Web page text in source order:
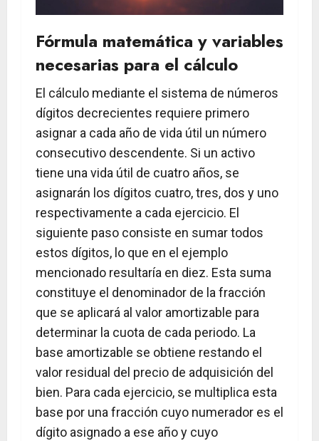
Fórmula matemática y variables
necesarias para el cálculo
El cálculo mediante el sistema de números
dígitos decrecientes requiere primero
asignar a cada año de vida útil un número
consecutivo descendente. Si un activo
tiene una vida útil de cuatro años, se
asignarán los dígitos cuatro, tres, dos y uno
respectivamente a cada ejercicio. El
siguiente paso consiste en sumar todos
estos dígitos, lo que en el ejemplo
mencionado resultaría en diez. Esta suma
constituye el denominador de la fracción
que se aplicará al valor amortizable para
determinar la cuota de cada periodo. La
base amortizable se obtiene restando el
valor residual del precio de adquisición del
bien. Para cada ejercicio, se multiplica esta
base por una fracción cuyo numerador es el
dígito asignado a ese año y cuyo